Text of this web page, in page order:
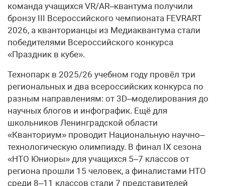
команда учащихся VR/AR–квантума получили
бронзу III Всероссийского чемпионата FEVRART
2026, а кванторианцы из Медиаквантума стали
победителями Всероссийского конкурса
«Праздник в кубе».
Технопарк в 2025/26 учебном году провёл три
региональных и два всероссийских конкурса по
разным направлениям: от 3D–моделирования до
научных блогов и инфографик. Ещё для
школьников Ленинградской области
«Кванториум» проводит Национальную научно–
технологическую олимпиаду. В финал IX сезона
«НТО Юниоры» для учащихся 5–7 классов от
региона прошли 15 человек, а финалистами НТО
среди 8–11 классов стали 7 представителей